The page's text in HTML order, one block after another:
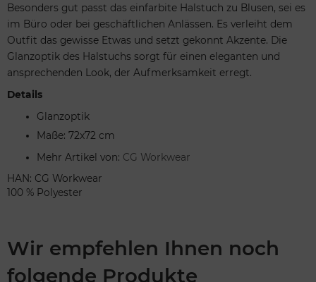
Besonders gut passt das einfarbite Halstuch zu Blusen, sei es
im Büro oder bei geschäftlichen Anlässen. Es verleiht dem
Outfit das gewisse Etwas und setzt gekonnt Akzente. Die
Glanzoptik des Halstuchs sorgt für einen eleganten und
ansprechenden Look, der Aufmerksamkeit erregt.
Details
Glanzoptik
Maße: 72x72 cm
Mehr Artikel von: CG Workwear
HAN: CG Workwear
100 % Polyester
Wir empfehlen Ihnen noch
folgende Produkte